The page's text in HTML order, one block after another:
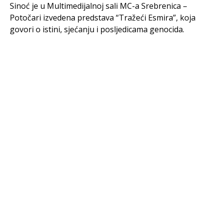
Sinoć je u Multimedijalnoj sali MC-a Srebrenica –
Potočari izvedena predstava “Tražeći Esmira”, koja
govori o istini, sjećanju i posljedicama genocida.